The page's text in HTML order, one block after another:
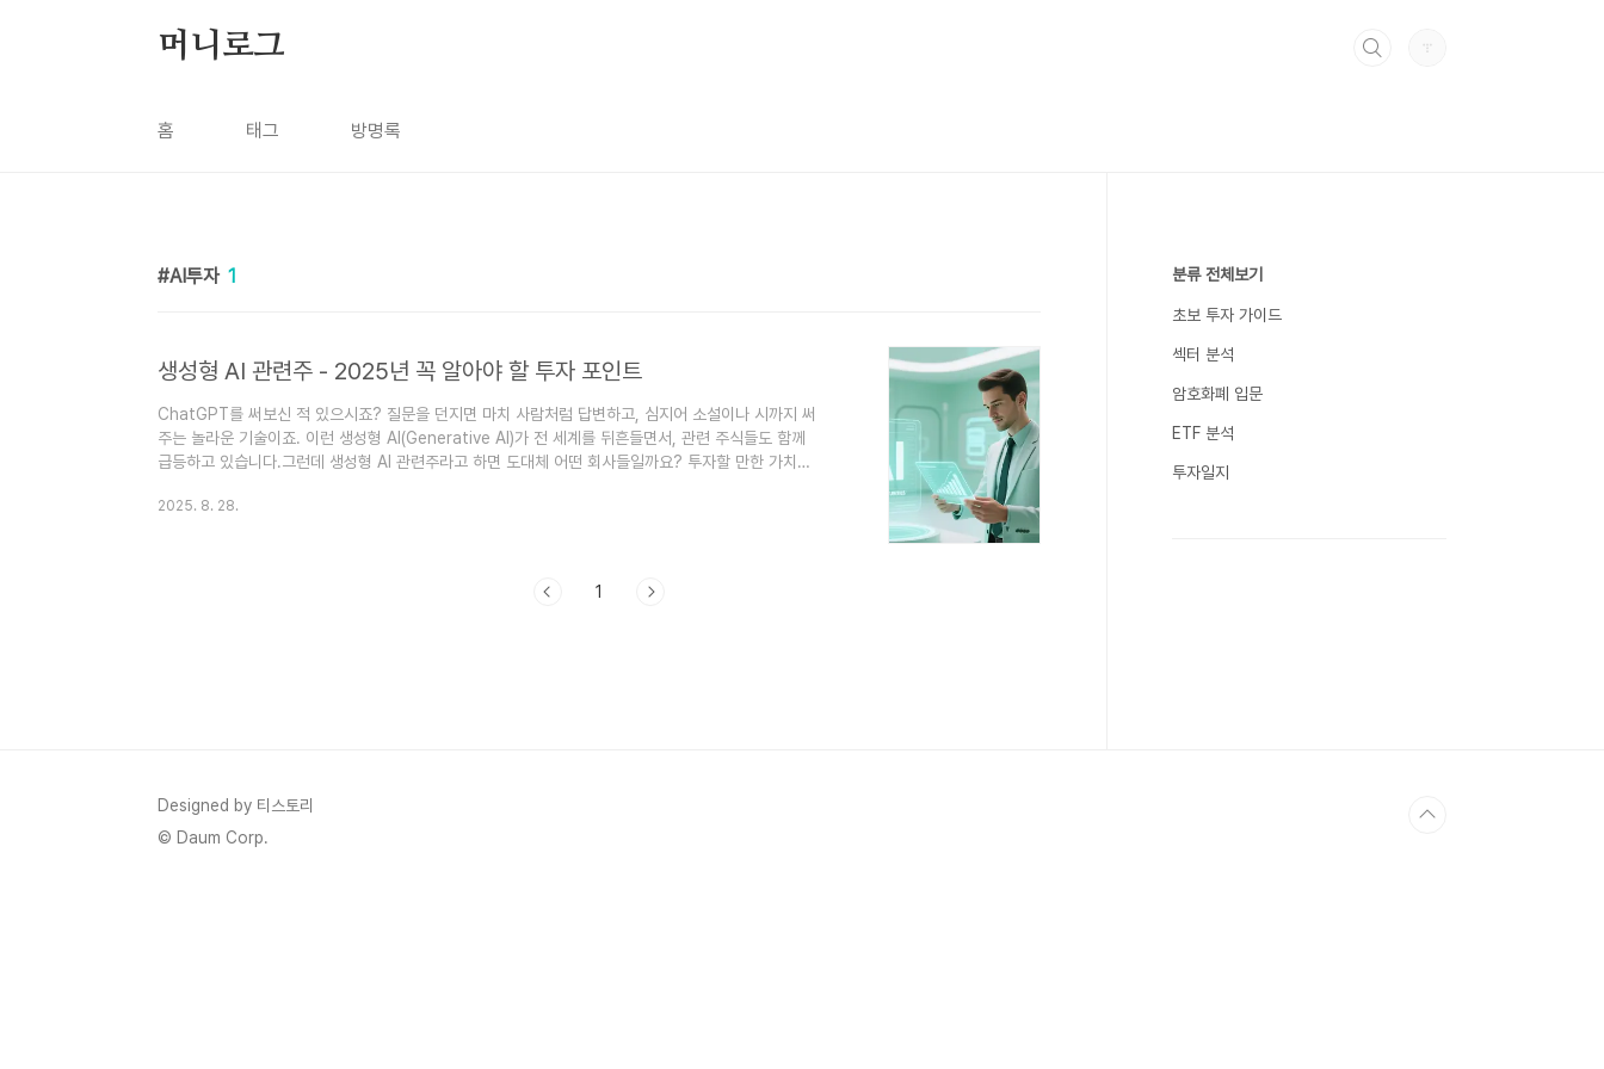
머니로그
홈 태그 방명록
AI투자 1
생성형 AI 관련주 - 2025년 꼭 알아야 할 투자 포인트
ChatGPT를 써보신 적 있으시죠? 질문을 던지면 마치 사람처럼 답변하고, 심지어 소설이나 시까지 써
주는 놀라운 기술이죠. 이런 생성형 AI(Generative AI)가 전 세계를 뒤흔들면서, 관련 주식들도 함께
급등하고 있습니다.그런데 생성형 AI 관련주라고 하면 도대체 어떤 회사들일까요? 투자할 만한 가치가
형 AI란 무엇인가요?생성형 AI는 말 그대로 무언가를 '생성'하는 인공지능입니다. 단순히 기존 정보를
2025. 8. 28.
1
분류 전체보기
초보 투자 가이드
섹터 분석
암호화폐 입문
ETF 분석
투자일지
Designed by 티스토리
© Daum Corp.